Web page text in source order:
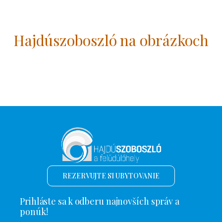
Hajdúszoboszló na obrázkoch
REZERVUJTE SI UBYTOVANIE
Prihláste sa k odberu najnovších správ a
ponúk!